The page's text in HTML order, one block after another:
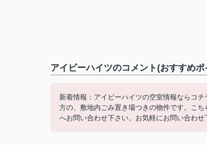
アイビーハイツのコメント(おすすめポ
新着情報：アイビーハイツの空室情報ならコ
方の、敷地内ごみ置き場つきの物件です。こ
へお問い合わせ下さい。お気軽にお問い合わせ